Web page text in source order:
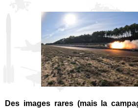
Des images rares (mais la